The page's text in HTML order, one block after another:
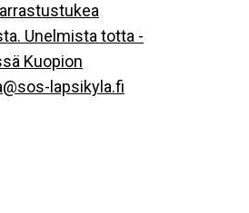
Unelmista totta -
Kuopion
lapsikyla.fi